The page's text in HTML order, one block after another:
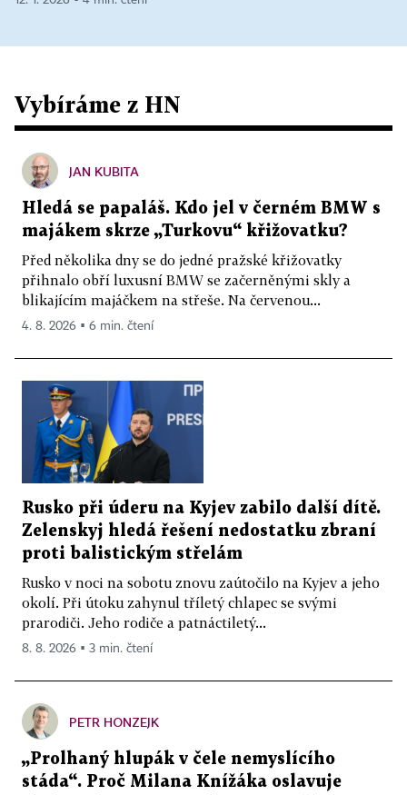
Vybíráme z HN
JAN KUBITA
Hledá se papaláš. Kdo jel v černém BMW s
majákem skrze „Turkovu“ křižovatku?
Před několika dny se do jedné pražské křižovatky
přihnalo obří luxusní BMW se začerněnými skly a
blikajícím majáčkem na střeše. Na červenou...
4. 8. 2026 ▪ 6 min. čtení
Rusko při úderu na Kyjev zabilo další dítě.
Zelenskyj hledá řešení nedostatku zbraní
proti balistickým střelám
Rusko v noci na sobotu znovu zaútočilo na Kyjev a jeho
okolí. Při útoku zahynul tříletý chlapec se svými
prarodiči. Jeho rodiče a patnáctiletý...
8. 8. 2026 ▪ 3 min. čtení
PETR HONZEJK
„Prolhaný hlupák v čele nemyslícího
stáda“. Proč Milana Knížáka oslavuje